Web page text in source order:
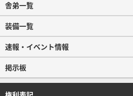
舎弟一覧
装備一覧
速報・イベント情報
掲示板